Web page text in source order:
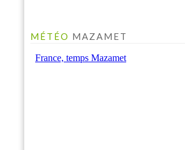
MÉTÉO MAZAMET